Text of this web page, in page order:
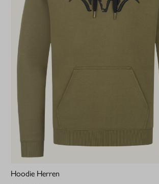
Hoodie Herren